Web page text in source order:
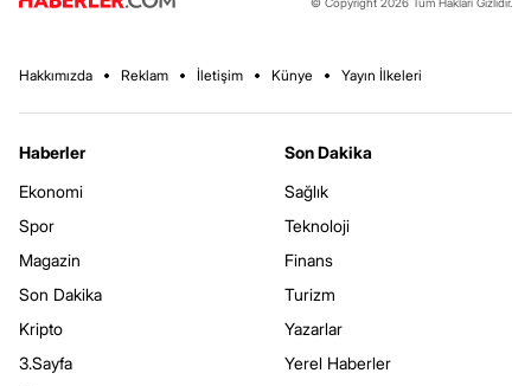
Hakkımızda Reklam İletişim Künye Yayın İlkeleri
Haberler
Ekonomi
Spor
Magazin
Son Dakika
Kripto
3.Sayfa
Son Dakika
Sağlık
Teknoloji
Finans
Turizm
Yazarlar
Yerel Haberler